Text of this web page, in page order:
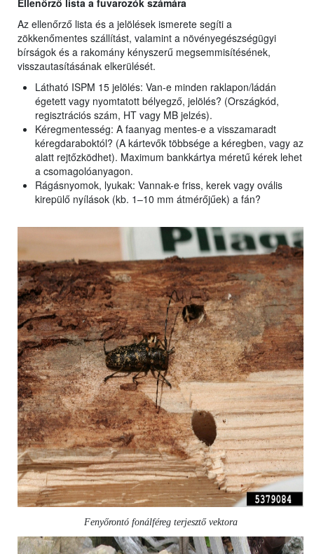
Ellenőrző lista a fuvarozók számára
Az ellenőrző lista és a jelölések ismerete segíti a
zökkenőmentes szállítást, valamint a növényegészségügyi
bírságok és a rakomány kényszerű megsemmisítésének,
visszautasításának elkerülését.
Látható ISPM 15 jelölés: Van-e minden raklapon/ládán
égetett vagy nyomtatott bélyegző, jelölés? (Országkód,
regisztrációs szám, HT vagy MB jelzés).
Kéregmentesség: A faanyag mentes-e a visszamaradt
kéregdaraboktól? (A kártevők többsége a kéregben, vagy az
alatt rejtőzködhet). Maximum bankkártya méretű kérek lehet
a csomagolóanyagon.
Rágásnyomok, lyukak: Vannak-e friss, kerek vagy ovális
kirepülő nyílások (kb. 1–10 mm átmérőjűek) a fán?
Fenyőrontó fonálféreg terjesztő vektora